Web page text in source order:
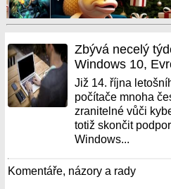
Zbývá necelý
Windows 10,
Již 14. října
počítače mnoha
zranitelné vůči
totiž skončit
Windows...
Komentáře, názory a rady